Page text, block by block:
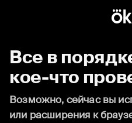
Все в
кое-что
Возможно, сейчас вы
или расширения к